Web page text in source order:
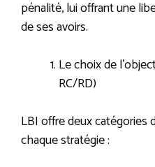
pénalité, lui offrant une
de ses avoirs.
Le choix de
RC/RD)
LBI offre deux catégories
chaque stratégie :